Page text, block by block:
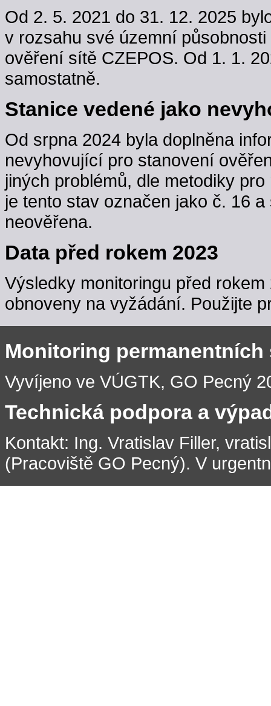
Od 2. 5. 2021 do 31. 12. 2025
v rozsahu své územní
ověření sítě CZEPOS. Od 1. 1.
samostatně.
Stanice vedené jako
Od srpna 2024 byla doplněna
nevyhovující pro stanovení
jiných problémů, dle metodiky
je tento stav označen jako č. 16
neověřena.
Data před rokem 2023
Výsledky monitoringu před
obnoveny na vyžádání. Použijte
Monitoring permanentních
Vyvíjeno ve VÚGTK, GO Pecný
Technická podpora a
Kontakt: Ing. Vratislav Filler,
(Pracoviště GO Pecný). V